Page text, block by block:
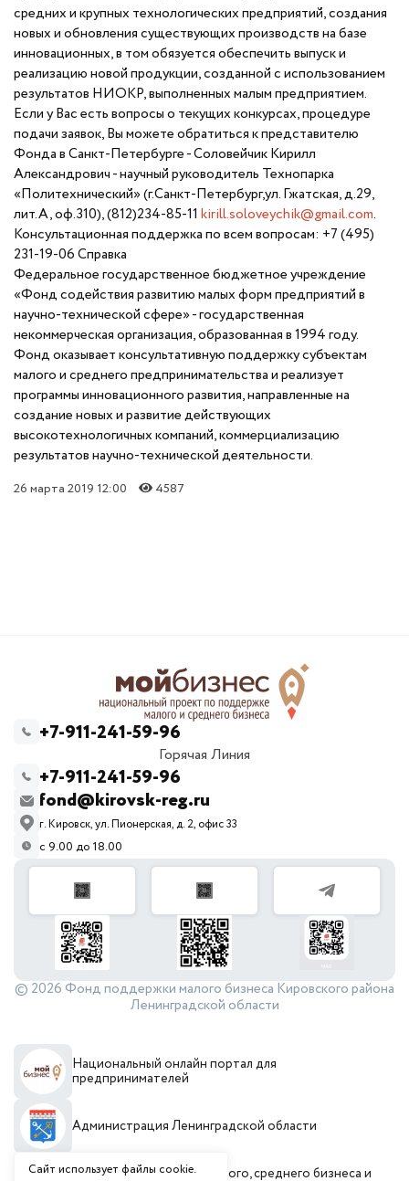
средних и крупных технологических предприятий, создания
новых и обновления существующих производств на базе
инновационных, в том обязуется обеспечить выпуск и
реализацию новой продукции, созданной с использованием
результатов НИОКР, выполненных малым предприятием.
Если у Вас есть вопросы о текущих конкурсах, процедуре
подачи заявок, Вы можете обратиться к представителю
Фонда в Санкт-Петербурге - Соловейчик Кирилл
Александрович - научный руководитель Технопарка
«Политехнический» (г.Санкт-Петербург,ул. Гжатская, д.29,
лит.А, оф.310), (812)234-85-11 kirill.soloveychik@gmail.com.
Консультационная поддержка по всем вопросам: +7 (495)
231-19-06 Справка
Федеральное государственное бюджетное учреждение
«Фонд содействия развитию малых форм предприятий в
научно-технической сфере» - государственная
некоммерческая организация, образованная в 1994 году.
Фонд оказывает консультативную поддержку субъектам
малого и среднего предпринимательства и реализует
программы инновационного развития, направленные на
создание новых и развитие действующих
высокотехнологичных компаний, коммерциализацию
результатов научно-технической деятельности.
26 марта 2019 12:00 4587
+7-911-241-59-96
Горячая Линия
+7-911-241-59-96
fond@kirovsk-reg.ru
г. Кировск, ул. Пионерская, д. 2, офис 33
с 9.00 до 18.00
© 2026 Фонд поддержки малого бизнеса Кировского района
Ленинградской области
Национальный онлайн портал для
предпринимателей
Администрация Ленинградской области
Комитет по развитию малого, среднего бизнеса и
Сайт использует файлы cookie.